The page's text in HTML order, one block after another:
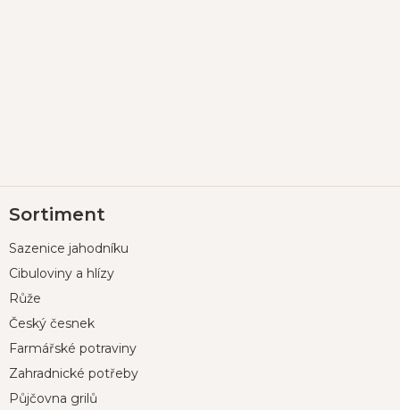
á
a
Sortiment
Sazenice jahodníku
Cibuloviny a hlízy
Růže
Český česnek
Farmářské potraviny
Zahradnické potřeby
Půjčovna grilů